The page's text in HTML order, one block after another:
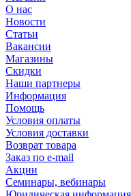
О нас
Новости
Статьи
Вакансии
Магазины
Скидки
Наши партнеры
Информация
Помощь
Условия оплаты
Условия доставки
Возврат товара
Заказ по e-mail
Акции
Семинары, вебинары